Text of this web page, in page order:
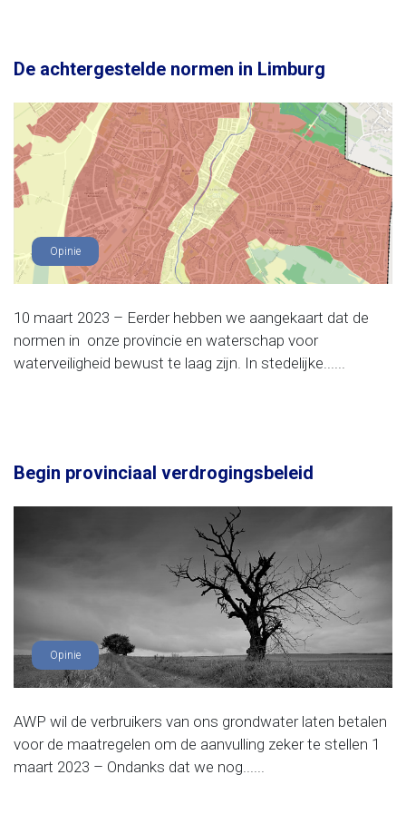
De achtergestelde normen in Limburg
Opinie
10 maart 2023 – Eerder hebben we aangekaart dat de
normen in onze provincie en waterschap voor
waterveiligheid bewust te laag zijn. In stedelijke......
Begin provinciaal verdrogingsbeleid
Opinie
AWP wil de verbruikers van ons grondwater laten betalen
voor de maatregelen om de aanvulling zeker te stellen 1
maart 2023 – Ondanks dat we nog......